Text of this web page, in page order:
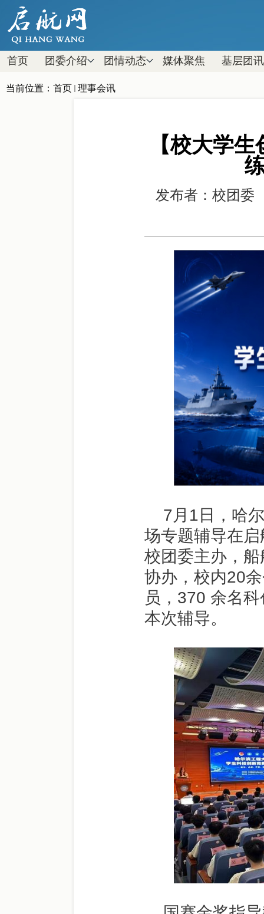
首页 团委介绍 团情动态 媒体聚焦 基层团讯
当前位置： 首页 理事会讯
【校大学
发布者：校团
7月1日，哈
场专题辅导在
校团委主办，
协办，校内20
员，370 余名
本次辅导。